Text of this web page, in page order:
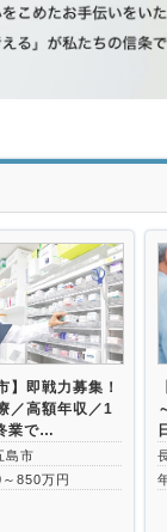
】即戦力募集！
／高額年収／1
業で…
島市
850万円